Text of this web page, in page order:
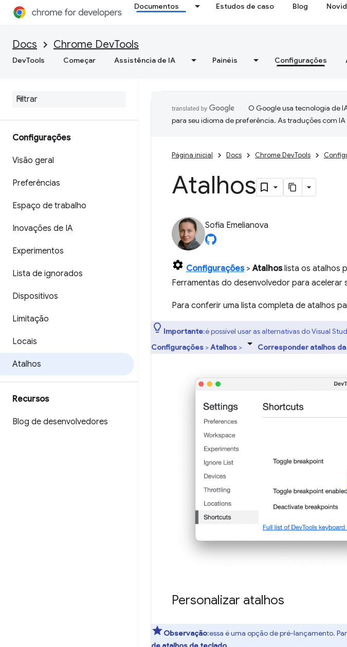
Documentos Estudos de caso Blog
Docs Chrome DevTools
DevTools Começar Assistência de IA Painéis Configurações
Configurações
Visão geral
Preferências
Espaço de trabalho
Inovações de IA
Experimentos
Lista de ignorados
Dispositivos
Limitação
Locais
Atalhos
Recursos
Blog de desenvolvedores
O Google usa tecnologia de
para seu idioma de preferência. As traduções com
Página inicial Docs Chrome DevTools
Atalhos
Sofia Emelianova
Configurações>Atalhoslista os atalhos
Ferramentas do desenvolvedor para acelerar
Para conferir uma lista completa de atalhos
Importante:é possível usar as alternativas do Visual
Configurações >Atalhos > Corresponder atalhos
Personalizar atalhos
Observação:essa é uma opção de pré-lançamento.